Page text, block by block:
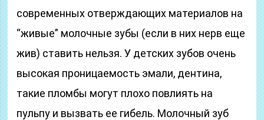
современных отверждающих материалов на
“живые” молочные зубы (если в них нерв еще
жив) ставить нельзя. У детских зубов очень
высокая проницаемость эмали, дентина,
такие пломбы могут плохо повлиять на
пульпу и вызвать ее гибель. Молочный зуб